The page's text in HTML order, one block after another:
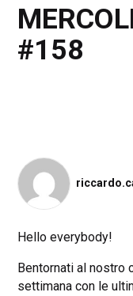
#158
Hello everybody!
Bentornati al nostro
settimana con le